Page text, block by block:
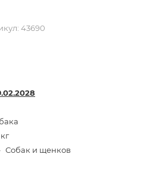
43690
Собак и щенков